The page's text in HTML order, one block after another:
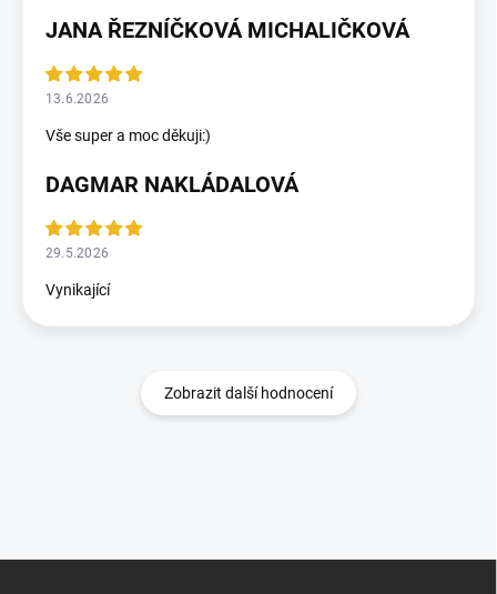
JANA ŘEZNÍČKOVÁ MICHALIČKOVÁ
13.6.2026
Vše super a moc děkuji:)
DAGMAR NAKLÁDALOVÁ
29.5.2026
Vynikající
Zobrazit další hodnocení